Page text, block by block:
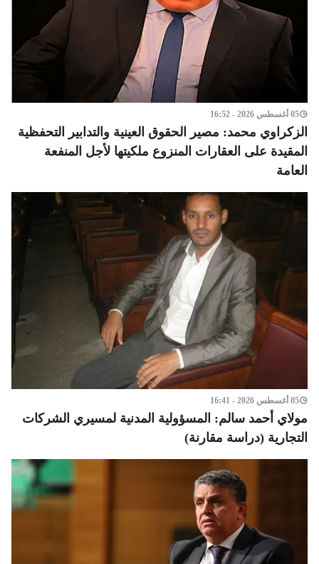
05 أغسطس 2026 - 16:52
الزكراوي محمد: مصير الحقوق العينية والتدابير التحفظية
المقيدة على العقارات المنزوع ملكيتها لأجل المنفعة
العامة
05 أغسطس 2026 - 16:41
مولاي أحمد سالم: المسؤولية المدنية لمسيري الشركات
التجارية (دراسة مقارنة)